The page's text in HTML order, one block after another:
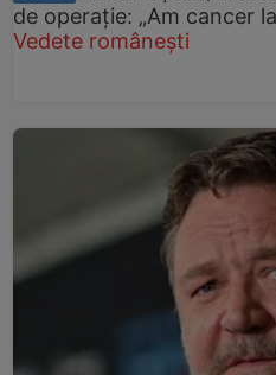
de operație: „Am cancer
Vedete românești